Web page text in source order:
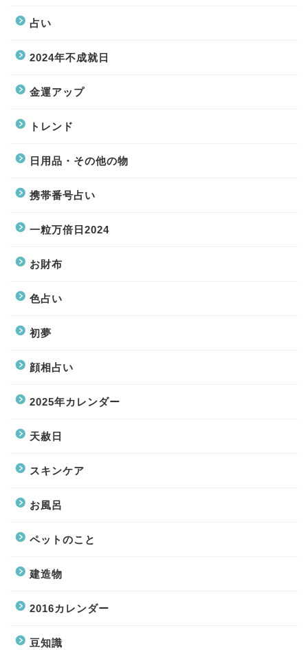
占い
2024年不成就日
金運アップ
トレンド
日用品・その他の物
携帯番号占い
一粒万倍日2024
お財布
色占い
初夢
顔相占い
2025年カレンダー
天赦日
スキンケア
お風呂
ペットのこと
建造物
2016カレンダー
豆知識